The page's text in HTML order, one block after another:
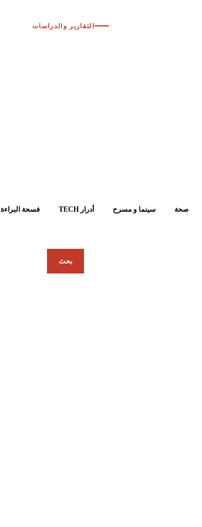
التقارير والدراسات
صحة سينما و مسرح أدرار TECH فسحة البراءة
بحث